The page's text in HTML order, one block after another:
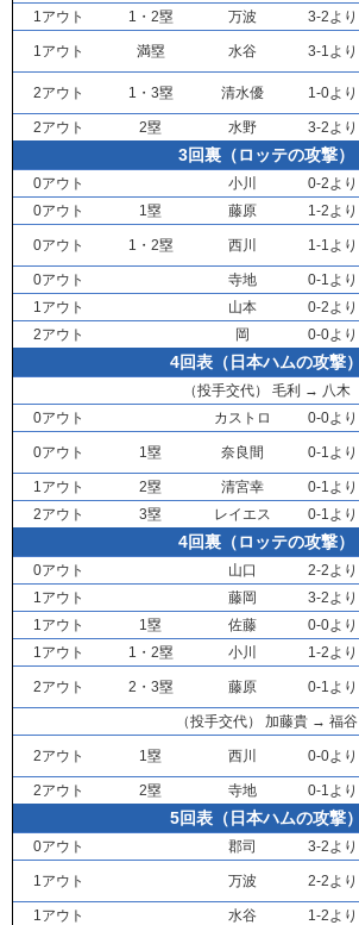
1アウト
1・2塁 万波 3-2より
1アウト 満塁 水谷 3-1より
2アウト 1・3塁 清水優 1-0より
2アウト
2塁 水野 3-2より
3回裏（ロッテの攻撃）
0アウト 小川 0-2より
0アウト
1塁 藤原 1-2より
0アウト 1・2塁 西川 1-1より
0アウト
寺地 0-1より
1アウト
山本 0-2より
2アウト
岡 0-0より
4回表（日本ハムの攻撃）
（投手交代） 毛利 → 八木
0アウト
カストロ 0-0より
0アウト 1塁 奈良間 0-1より
1アウト
2塁 清宮幸 0-1より
2アウト
3塁 レイエス 0-1より
4回裏（ロッテの攻撃）
0アウト 山口 2-2より
1アウト
藤岡 3-2より
1アウト
1塁 佐藤 0-0より
1アウト
1・2塁 小川 1-2より
2アウト 2・3塁 藤原 0-1より
（投手交代） 加藤貴→ 福谷
2アウト 1塁 西川 0-0より
2アウト
2塁 寺地 0-1より
5回表（日本ハムの攻撃）
0アウト 郡司 3-2より
1アウト 万波 2-2より
1アウト
水谷 1-2より